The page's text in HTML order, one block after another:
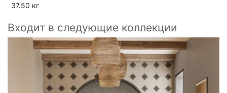
37.50 кг
Входит в следующие коллекции